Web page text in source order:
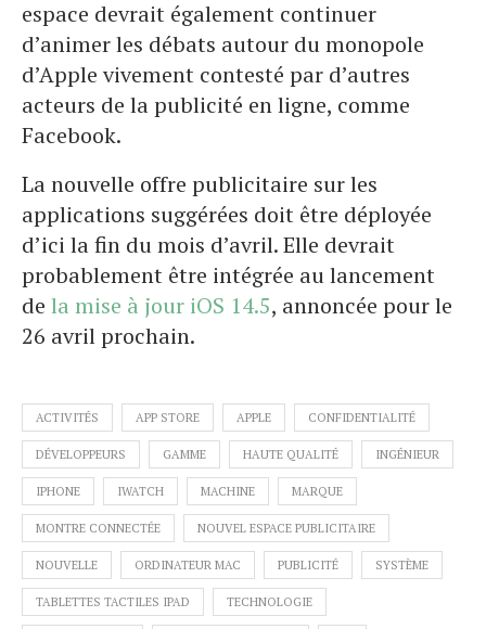
espace devrait également continuer
d’animer les débats autour du monopole
d’Apple vivement contesté par d’autres
acteurs de la publicité en ligne, comme
Facebook.
La nouvelle offre publicitaire sur les
applications suggérées doit être déployée
d’ici la fin du mois d’avril. Elle devrait
probablement être intégrée au lancement
de la mise à jour iOS 14.5, annoncée pour le
26 avril prochain.
ACTIVITÉS APP STORE APPLE CONFIDENTIALITÉ
DÉVELOPPEURS GAMME HAUTE QUALITÉ INGÉNIEUR
IPHONE IWATCH MACHINE MARQUE
MONTRE CONNECTÉE NOUVEL ESPACE PUBLICITAIRE
NOUVELLE ORDINATEUR MAC PUBLICITÉ SYSTÈME
TABLETTES TACTILES IPAD TECHNOLOGIE